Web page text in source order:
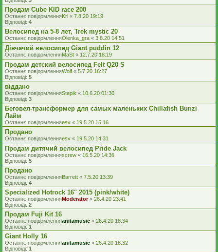
Продам Cube KID race 200
Останнє повідомленняKri « 7.8.20 19:19
Відповіді: 4
Велосипед на 5-8 лет, Trek mystic 20
Останнє повідомленняOlenka_gra « 3.8.20 14:51
Дівчачий велосипед Giant puddin 12
Останнє повідомленняMaSt « 12.7.20 18:19
Продам детский велосипед Felt Q20 S
Останнє повідомленняWolf « 5.7.20 16:27
Відповіді: 5
віддано
Останнє повідомленняStepik « 10.6.20 01:30
Відповіді: 3
Беговел-трансформер для самых маленьких Chillafish Bunzi
Лайм
Останнє повідомленняesv « 19.5.20 15:16
Продано
Останнє повідомленняesv « 19.5.20 14:31
Продам дитячий велосипед Pride Jack
Останнє повідомленняscrew « 16.5.20 14:36
Відповіді: 5
Продано
Останнє повідомленняBarrett « 7.5.20 13:39
Відповіді: 4
Specialized Hotrock 16" 2015 (pink/white)
Останнє повідомленняModerator« 26.4.20 23:41
Відповіді: 2
Продам Fuji Kit 16
Останнє повідомленняanitamusic « 26.4.20 18:34
Відповіді: 1
Giant Holly 16
Останнє повідомленняanitamusic « 26.4.20 18:32
Відповіді: 1